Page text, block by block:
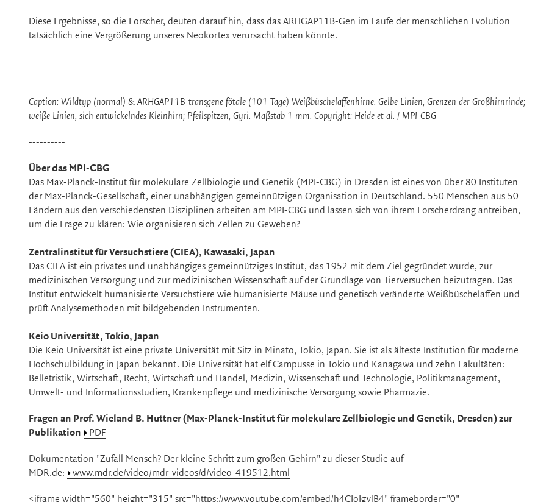
Diese Ergebnisse, so die Forscher, deuten darauf hin, dass das ARHGAP11B-Gen im Laufe der menschlichen Evolution
tatsächlich eine Vergrößerung unseres Neokortex verursacht haben könnte.
Caption: Wildtyp (normal) & ARHGAP11B-transgene fötale (101 Tage) Weißbüschelaffenhirne. Gelbe Linien, Grenzen der Großhirnrinde;
weiße Linien, sich entwickelndes Kleinhirn; Pfeilspitzen, Gyri. Maßstab 1 mm. Copyright: Heide et al. / MPI-CBG
----------
Über das MPI-CBG
Das Max-Planck-Institut für molekulare Zellbiologie und Genetik (MPI-CBG) in Dresden ist eines von über 80 Instituten
der Max-Planck-Gesellschaft, einer unabhängigen gemeinnützigen Organisation in Deutschland. 550 Menschen aus 50
Ländern aus den verschiedensten Disziplinen arbeiten am MPI-CBG und lassen sich von ihrem Forscherdrang antreiben,
um die Frage zu klären: Wie organisieren sich Zellen zu Geweben?
Zentralinstitut für Versuchstiere (CIEA), Kawasaki, Japan
Das CIEA ist ein privates und unabhängiges gemeinnütziges Institut, das 1952 mit dem Ziel gegründet wurde, zur
medizinischen Versorgung und zur medizinischen Wissenschaft auf der Grundlage von Tierversuchen beizutragen. Das
Institut entwickelt humanisierte Versuchstiere wie humanisierte Mäuse und genetisch veränderte Weißbüschelaffen und
prüft Analysemethoden mit bildgebenden Instrumenten.
Keio Universität, Tokio, Japan
Die Keio Universität ist eine private Universität mit Sitz in Minato, Tokio, Japan. Sie ist als älteste Institution für moderne
Hochschulbildung in Japan bekannt. Die Universität hat elf Campusse in Tokio und Kanagawa und zehn Fakultäten:
Belletristik, Wirtschaft, Recht, Wirtschaft und Handel, Medizin, Wissenschaft und Technologie, Politikmanagement,
Umwelt- und Informationsstudien, Krankenpflege und medizinische Versorgung sowie Pharmazie.
Fragen an Prof. Wieland B. Huttner (Max-Planck-Institut für molekulare Zellbiologie und Genetik, Dresden) zur
Publikation
PDF
Dokumentation "Zufall Mensch? Der kleine Schritt zum großen Gehirn" zu dieser Studie auf
MDR.de:
www.mdr.de/video/mdr-videos/d/video-419512.html
<iframe width="560" height="315" src="https://www.youtube.com/embed/h4CIoJgvlB4" frameborder="0"